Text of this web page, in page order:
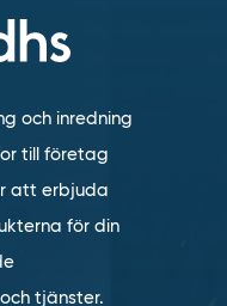
och inredning
till företag
att erbjuda
för din
tjänster.